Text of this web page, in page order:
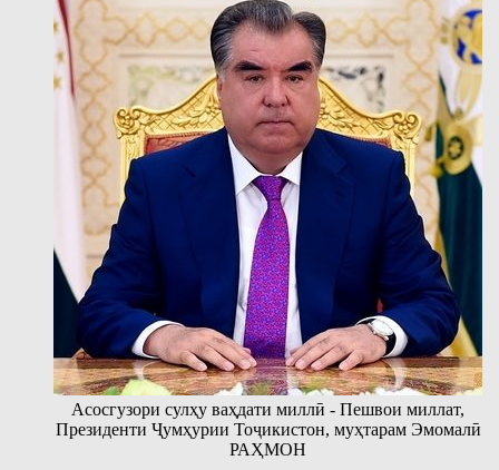
Асосгузори сулҳу ваҳдати миллӣ - Пешвои миллат,
Президенти Ҷумҳурии Тоҷикистон, муҳтарам Эмомалӣ
РАҲМОН